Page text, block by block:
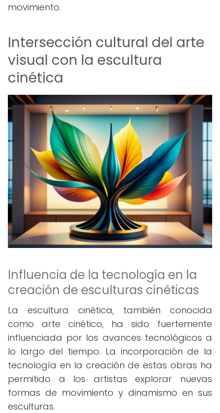
movimiento.
Intersección cultural del arte
visual con la escultura
cinética
Influencia de la tecnología en la
creación de esculturas cinéticas
La escultura cinética, también conocida
como arte cinético, ha sido fuertemente
influenciada por los avances tecnológicos a
lo largo del tiempo. La incorporación de la
tecnología en la creación de estas obras ha
permitido a los artistas explorar nuevas
formas de movimiento y dinamismo en sus
esculturas.